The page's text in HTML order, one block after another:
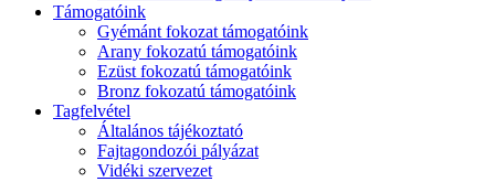
Támogatóink
Gyémánt fokozat támogatóink
Arany fokozatú támogatóink
Ezüst fokozatú támogatóink
Bronz fokozatú támogatóink
Tagfelvétel
Általános tájékoztató
Fajtagondozói pályázat
Vidéki szervezet